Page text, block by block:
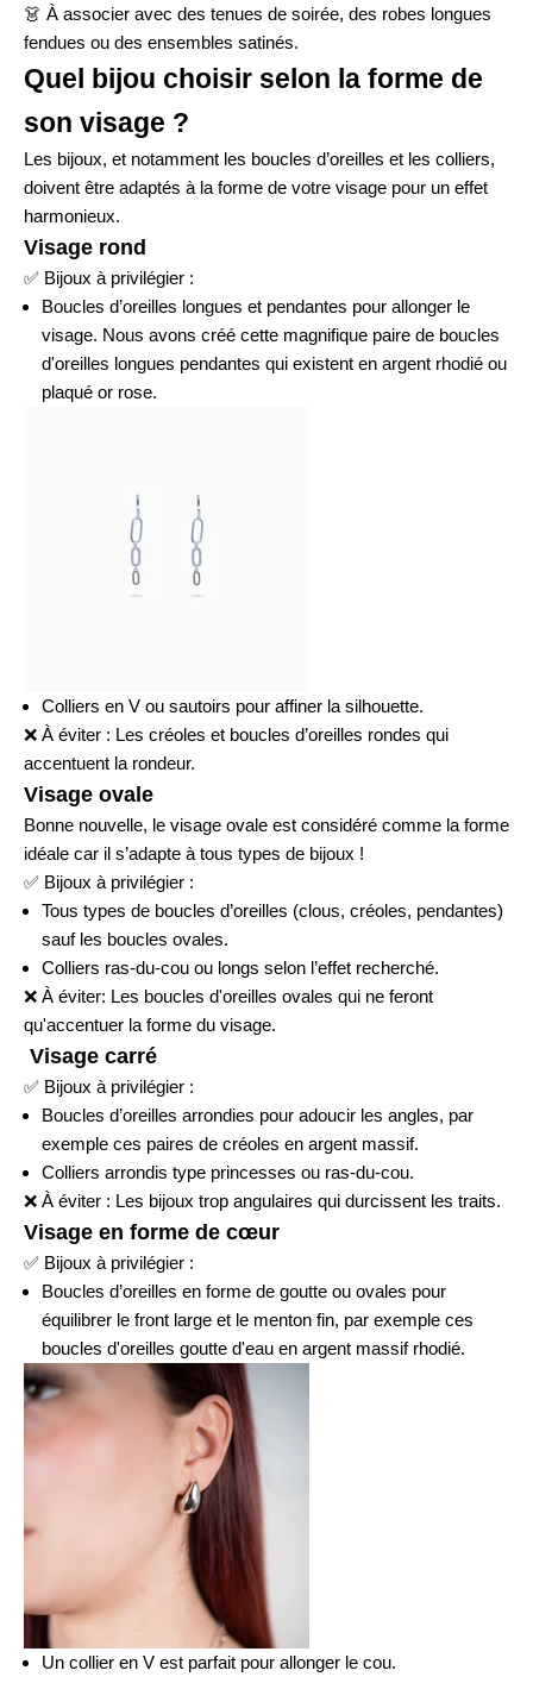
👗 À associer avec des tenues de soirée, des robes longues
fendues ou des ensembles satinés.
Quel bijou choisir selon la forme de
son visage ?
Les bijoux, et notamment les boucles d’oreilles et les colliers,
doivent être adaptés à la forme de votre visage pour un effet
harmonieux.
Visage rond
✅ Bijoux à privilégier :
Boucles d’oreilles longues et pendantes pour allonger le
visage. Nous avons créé cette magnifique paire de boucles
d'oreilles longues pendantes qui existent en argent rhodié ou
plaqué or rose.
Colliers en V ou sautoirs pour affiner la silhouette.
❌ À éviter : Les créoles et boucles d’oreilles rondes qui
accentuent la rondeur.
Visage ovale
Bonne nouvelle, le visage ovale est considéré comme la forme
idéale car il s’adapte à tous types de bijoux !
✅ Bijoux à privilégier :
Tous types de boucles d’oreilles (clous, créoles, pendantes)
sauf les boucles ovales.
Colliers ras-du-cou ou longs selon l’effet recherché.
❌ À éviter: Les boucles d'oreilles ovales qui ne feront
qu'accentuer la forme du visage.
Visage carré
✅ Bijoux à privilégier :
Boucles d’oreilles arrondies pour adoucir les angles, par
exemple ces paires de créoles en argent massif.
Colliers arrondis type princesses ou ras-du-cou.
❌ À éviter : Les bijoux trop angulaires qui durcissent les traits.
Visage en forme de cœur
✅ Bijoux à privilégier :
Boucles d’oreilles en forme de goutte ou ovales pour
équilibrer le front large et le menton fin, par exemple ces
boucles d'oreilles goutte d'eau en argent massif rhodié.
Un collier en V est parfait pour allonger le cou.